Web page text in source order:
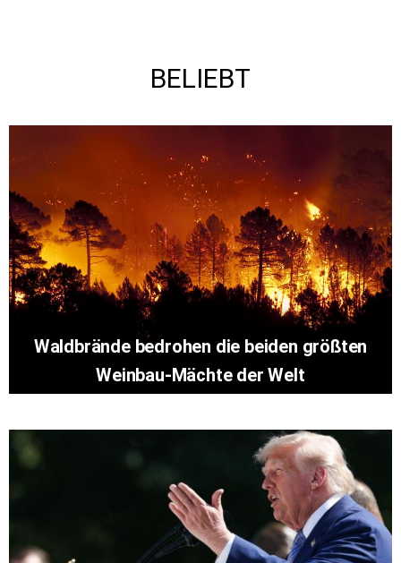
BELIEBT
Waldbrände bedrohen die beiden größten
Weinbau-Mächte der Welt